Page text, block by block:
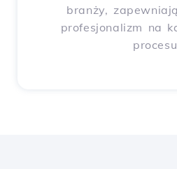
branży,
profesjonalizm na